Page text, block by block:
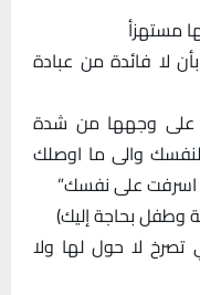
مستهزأ
لا فائدة من عبادة
الزوجة على وجهها من شدة
والى ما اوصلك
اسرفت على نفسك”
وطفل بحاجة إليك)
لا حول لها ولا